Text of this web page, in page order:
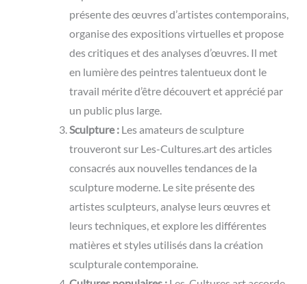
présente des œuvres d’artistes contemporains,
organise des expositions virtuelles et propose
des critiques et des analyses d’œuvres. Il met
en lumière des peintres talentueux dont le
travail mérite d’être découvert et apprécié par
un public plus large.
Sculpture : Les amateurs de sculpture
trouveront sur Les-Cultures.art des articles
consacrés aux nouvelles tendances de la
sculpture moderne. Le site présente des
artistes sculpteurs, analyse leurs œuvres et
leurs techniques, et explore les différentes
matières et styles utilisés dans la création
sculpturale contemporaine.